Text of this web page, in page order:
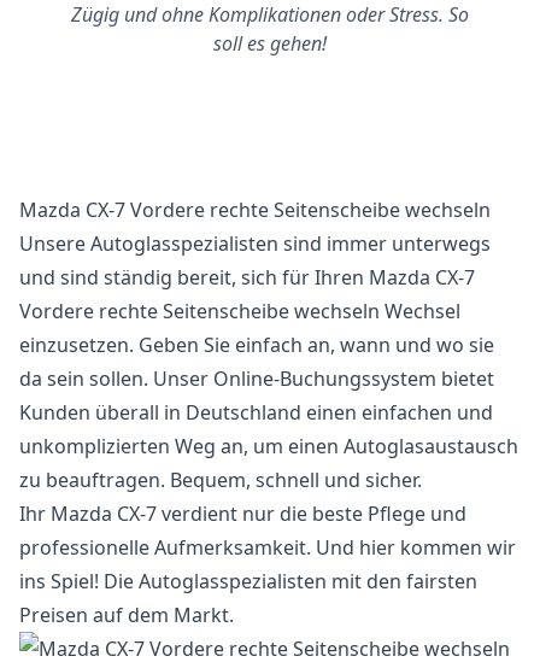
Zügig und ohne Komplikationen oder Stress. So
soll es gehen!
Mazda CX-7 Vordere rechte Seitenscheibe wechseln
Unsere Autoglasspezialisten sind immer unterwegs
und sind ständig bereit, sich für Ihren Mazda CX-7
Vordere rechte Seitenscheibe wechseln Wechsel
einzusetzen. Geben Sie einfach an, wann und wo sie
da sein sollen. Unser Online-Buchungssystem bietet
Kunden überall in Deutschland einen einfachen und
unkomplizierten Weg an, um einen Autoglasaustausch
zu beauftragen. Bequem, schnell und sicher.
Ihr Mazda CX-7 verdient nur die beste Pflege und
professionelle Aufmerksamkeit. Und hier kommen wir
ins Spiel! Die Autoglasspezialisten mit den fairsten
Preisen auf dem Markt.